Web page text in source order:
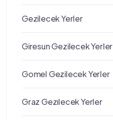
Gezilecek Yerler
Giresun Gezilecek Yerler
Gomel Gezilecek Yerler
Graz Gezılecek Yerler